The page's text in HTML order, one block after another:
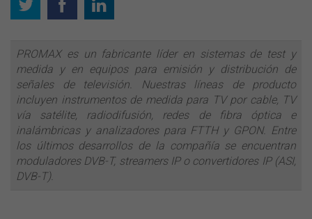
PROMAX es un fabricante líder en sistemas de test y
medida y en equipos para emisión y distribución de
señales de televisión. Nuestras líneas de producto
incluyen instrumentos de medida para TV por cable, TV
vía satélite, radiodifusión, redes de fibra óptica e
inalámbricas y analizadores para FTTH y GPON. Entre
los últimos desarrollos de la compañía se encuentran
moduladores DVB-T, streamers IP o convertidores IP (ASI,
DVB-T).